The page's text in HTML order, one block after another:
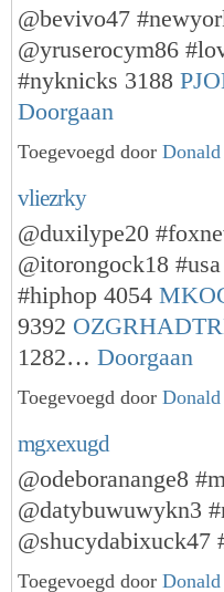
@bevivo47
@yruserocym86
#nyknicks 3188
Doorgaan
Toegevoegd door Donald
vliezrky
@duxilype20
@itorongock18
#hiphop 4054
9392
1282… Doorgaan
Toegevoegd door Donald
mgxexugd
@odeboranange8
@datybuwuwykn3
@shucydabixuck47
Toegevoegd door Donald